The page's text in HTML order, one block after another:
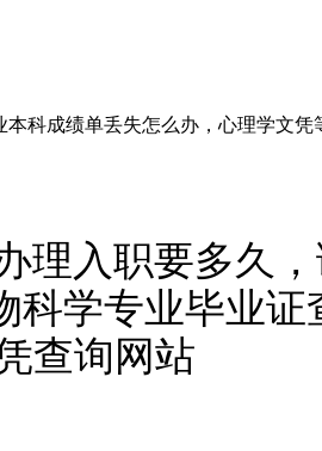
科成绩单丢失怎么办，心理学文凭
理入职要多久
学专业毕业证
查询网站